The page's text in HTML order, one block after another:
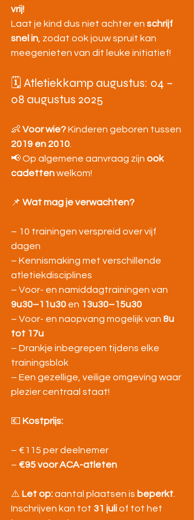
vrij!
Laat je kind dus niet achter en schrijf
snel in, zodat ook jouw spruit kan
meegenieten van dit leuke initiatief!
🗓️ Atletiekkamp augustus: 04 –
08 augustus 2025
👶 Voor wie? Kinderen geboren tussen
2019 en 2010.
📢 Op algemene aanvraag zijn ook
cadetten welkom!
📌 Wat mag je verwachten?
– 10 trainingen verspreid over vijf
dagen
– Kennismaking met verschillende
atletiekdisciplines
– Voor- en namiddagtrainingen van
9u30–11u30 en 13u30–15u30
– Voor- en naopvang mogelijk van 8u
tot 17u
– Drankje inbegrepen tijdens elke
trainingsblok
– Een gezellige, veilige omgeving waar
plezier centraal staat!
💶 Kostprijs:
– €115 per deelnemer
– €95 voor ACA-atleten
⚠️ Let op: aantal plaatsen is beperkt.
Inschrijven kan tot 31 juli of tot het